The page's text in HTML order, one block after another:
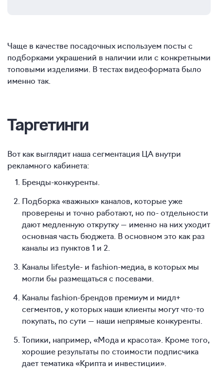
Чаще в качестве посадочных используем посты с
подборками украшений в наличии или с конкретными
топовыми изделиями. В тестах видеоформата было
именно так.
Таргетинги
Вот как выглядит наша сегментация ЦА внутри
рекламного кабинета:
Бренды-конкуренты.
Подборка «важных» каналов, которые уже
проверены и точно работают, но по- отдельности
дают медленную открутку — именно на них уходит
основная часть бюджета. В основном это как раз
каналы из пунктов 1 и 2.
Каналы lifestyle- и fashion-медиа, в которых мы
могли бы размещаться с посевами.
Каналы fashion-брендов премиум и мидл+
сегментов, у которых наши клиенты могут что-то
покупать, по сути — наши непрямые конкуренты.
Топики, например, «Мода и красота». Кроме того,
хорошие результаты по стоимости подписчика
дает тематика «Крипта и инвестиции».